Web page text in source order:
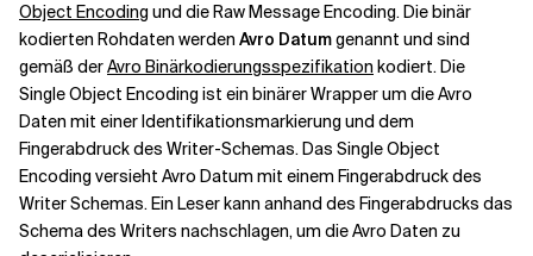
Object Encoding und die Raw Message Encoding. Die binär
kodierten Rohdaten werden Avro Datumgenannt und sind
gemäß derAvro Binärkodierungsspezifikation kodiert. Die
Single Object Encoding ist ein binärer Wrapper um die Avro
Daten mit einer Identifikationsmarkierung und dem
Fingerabdruck des Writer-Schemas. Das Single Object
Encoding versieht Avro Datum mit einem Fingerabdruck des
Writer Schemas. Ein Leser kann anhand des Fingerabdrucks das
Schema des Writers nachschlagen, um die Avro Daten zu